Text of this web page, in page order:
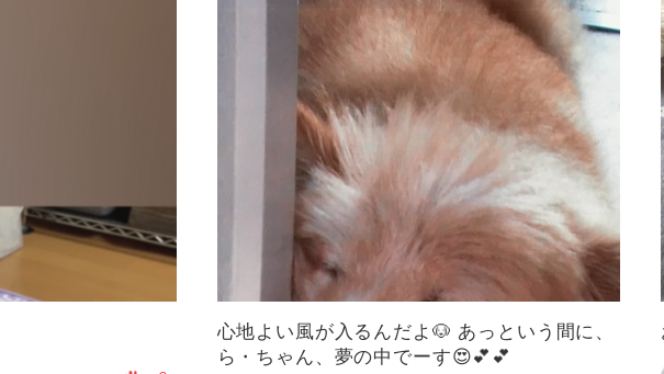
心地よい風が入るんだよ🐶 あっという間に、
ら・ちゃん、夢の中でーす😍💕💕